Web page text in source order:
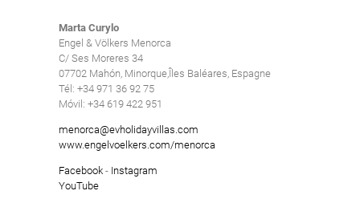
Marta Curylo
Engel & Völkers Menorca
C/ Ses Moreres 34
07702 Mahón, Minorque,Îles Baléares, Espagne
Tél: +34 971 36 92 75
Móvil: +34 619 422 951
menorca@evholidayvillas.com
www.engelvoelkers.com/menorca
Facebook- Instagram
YouTube